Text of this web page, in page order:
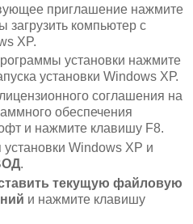
приглашение нажмите
загрузить компьютер с
XP.
установки нажмите
установки Windows ХР.
соглашения на
обеспечения
и нажмите клавишу F8.
Windows XP и
.
текущую файловую
и нажмите клавишу